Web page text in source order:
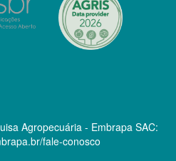
Agropecuária - Embrapa SAC:
fale-conosco